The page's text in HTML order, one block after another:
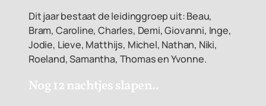
Dit jaar bestaat de leidinggroep uit: Beau,
Bram, Caroline, Charles, Demi, Giovanni, Inge,
Jodie, Lieve, Matthijs, Michel, Nathan, Niki,
Roeland, Samantha, Thomas en Yvonne.
Nog 12 nachtjes slapen..